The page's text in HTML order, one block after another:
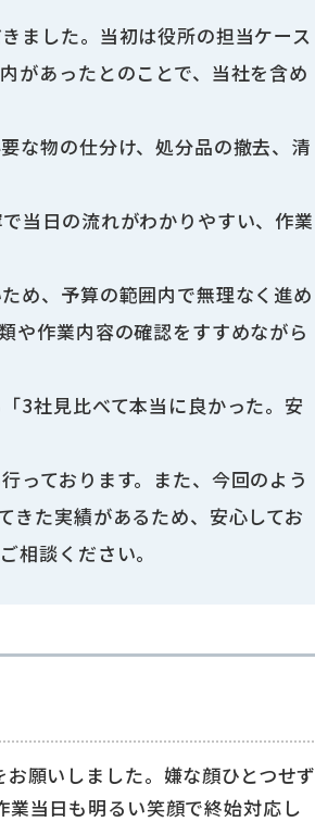
ました。当初は役所の担当ケース
があったとのことで、当社を含め
な物の仕分け、処分品の撤去、清
当日の流れがわかりやすい、作業
め、予算の範囲内で無理なく進め
や作業内容の確認をすすめながら
3社見比べて本当に良かった。安
っております。また、今回のよう
きた実績があるため、安心してお
相談ください。
願いしました。嫌な顔ひとつせず
当日も明るい笑顔で終始対応し